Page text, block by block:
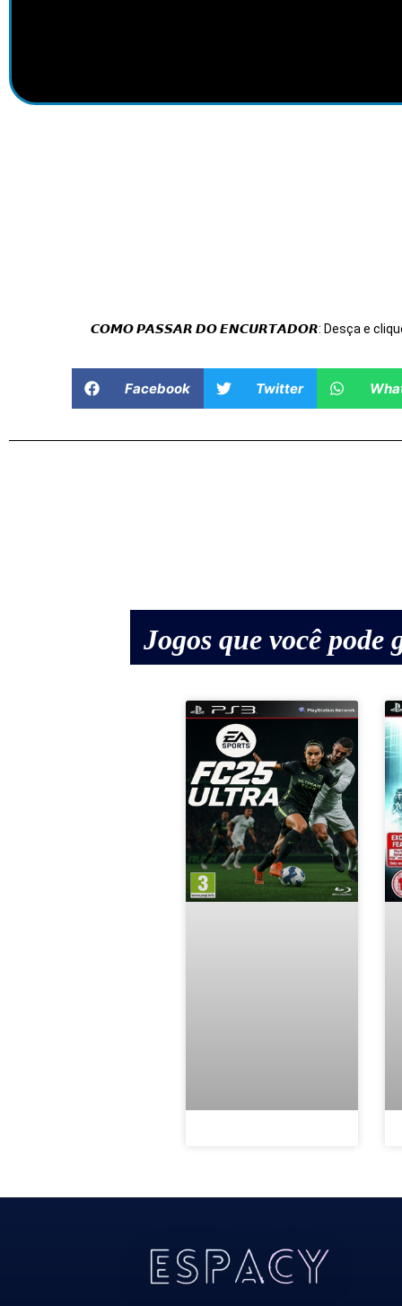
𝘾𝙊𝙈𝙊 𝙋𝘼𝙎𝙎𝘼𝙍 𝘿𝙊 𝙀𝙉𝘾𝙐𝙍𝙏𝘼𝘿𝙊𝙍: Desça e clique
Facebook Twitter
Jogos que você pode
Todos Os Direitos Reservados 2022/2023​